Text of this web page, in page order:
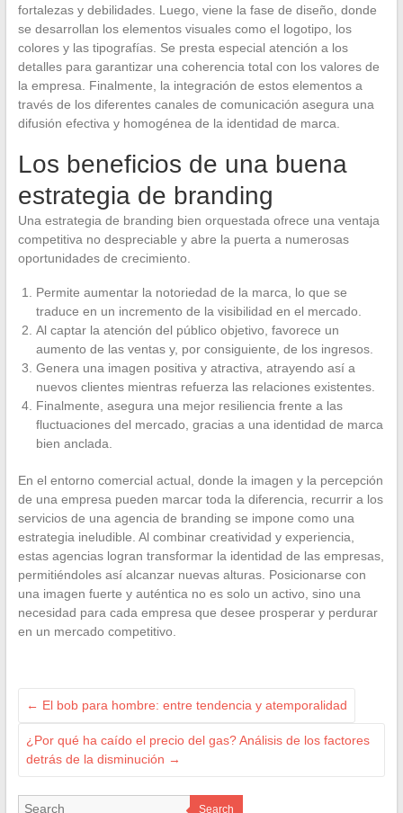
fortalezas y debilidades. Luego, viene la fase de diseño, donde
se desarrollan los elementos visuales como el logotipo, los
colores y las tipografías. Se presta especial atención a los
detalles para garantizar una coherencia total con los valores de
la empresa. Finalmente, la integración de estos elementos a
través de los diferentes canales de comunicación asegura una
difusión efectiva y homogénea de la identidad de marca.
Los beneficios de una buena
estrategia de branding
Una estrategia de branding bien orquestada ofrece una ventaja
competitiva no despreciable y abre la puerta a numerosas
oportunidades de crecimiento.
Permite aumentar la notoriedad de la marca, lo que se
traduce en un incremento de la visibilidad en el mercado.
Al captar la atención del público objetivo, favorece un
aumento de las ventas y, por consiguiente, de los ingresos.
Genera una imagen positiva y atractiva, atrayendo así a
nuevos clientes mientras refuerza las relaciones existentes.
Finalmente, asegura una mejor resiliencia frente a las
fluctuaciones del mercado, gracias a una identidad de marca
bien anclada.
En el entorno comercial actual, donde la imagen y la percepción
de una empresa pueden marcar toda la diferencia, recurrir a los
servicios de una agencia de branding se impone como una
estrategia ineludible. Al combinar creatividad y experiencia,
estas agencias logran transformar la identidad de las empresas,
permitiéndoles así alcanzar nuevas alturas. Posicionarse con
una imagen fuerte y auténtica no es solo un activo, sino una
necesidad para cada empresa que desee prosperar y perdurar
en un mercado competitivo.
← El bob para hombre: entre tendencia y atemporalidad
¿Por qué ha caído el precio del gas? Análisis de los factores
detrás de la disminución →
Search